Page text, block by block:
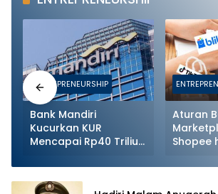
ENTREPRENEURSHIP
Bank Mandiri
Kucurkan KUR
Mencapai Rp40 Triliun
Produksi
Aturan
Shopee